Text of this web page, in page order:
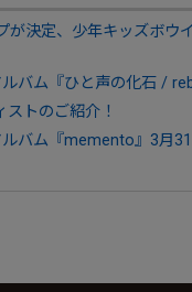
が決定、少年キッズボウ
バム『ひと声の化石 /
トのご紹介！
バム『memento』3月